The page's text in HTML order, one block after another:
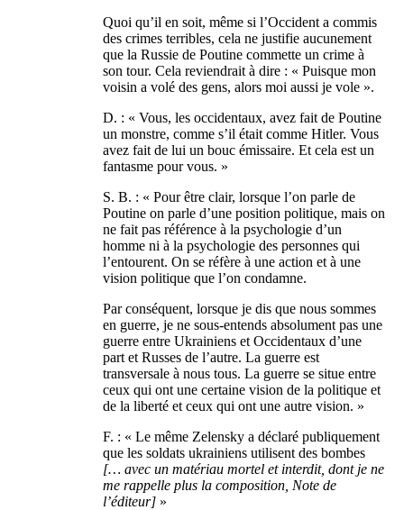
Quoi qu’il en soit, même si l’Occident a commis
des crimes terribles, cela ne justifie aucunement
que la Russie de Poutine commette un crime à
son tour. Cela reviendrait à dire : « Puisque mon
voisin a volé des gens, alors moi aussi je vole ».
D. : « Vous, les occidentaux, avez fait de Poutine
un monstre, comme s’il était comme Hitler. Vous
avez fait de lui un bouc émissaire. Et cela est un
fantasme pour vous. »
S. B. : « Pour être clair, lorsque l’on parle de
Poutine on parle d’une position politique, mais on
ne fait pas référence à la psychologie d’un
homme ni à la psychologie des personnes qui
l’entourent. On se réfère à une action et à une
vision politique que l’on condamne.
Par conséquent, lorsque je dis que nous sommes
en guerre, je ne sous-entends absolument pas une
guerre entre Ukrainiens et Occidentaux d’une
part et Russes de l’autre. La guerre est
transversale à nous tous. La guerre se situe entre
ceux qui ont une certaine vision de la politique et
de la liberté et ceux qui ont une autre vision. »
F. : « Le même Zelensky a déclaré publiquement
que les soldats ukrainiens utilisent des bombes
[… avec un matériau mortel et interdit, dont je ne
me rappelle plus la composition, Note de
l’éditeur] »